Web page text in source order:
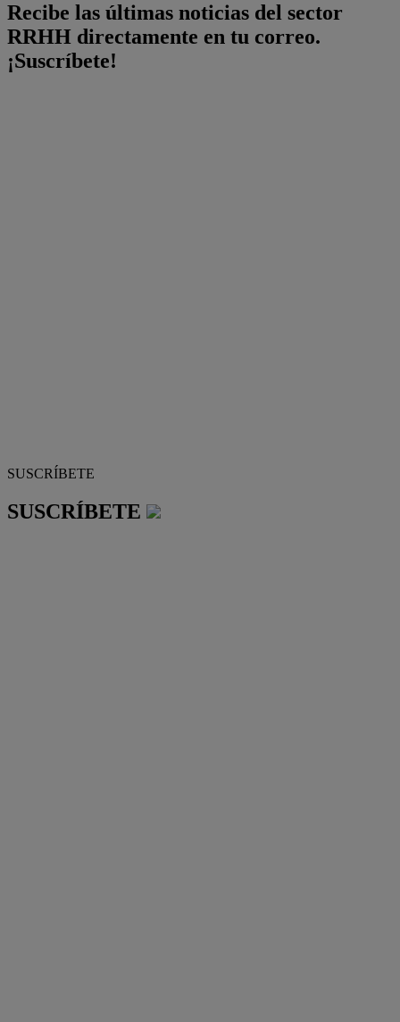
Recibe las últimas noticias del sector
RRHH directamente en tu correo.
¡Suscríbete!
SUSCRÍBETE
SUSCRÍBETE